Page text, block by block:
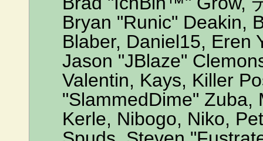
Bryan "Runic" Deakin,
Blaber, Daniel15, Eren
Jason "JBlaze"
Valentin, Kays, Killer
"SlammedDime" Zuba,
Kerle, Nibogo, Niko,